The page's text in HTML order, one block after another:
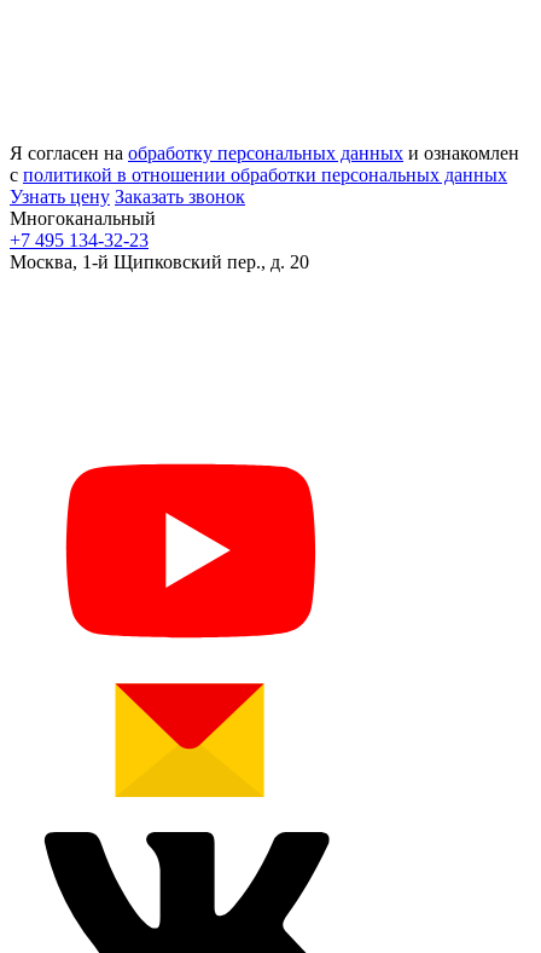
Я согласен на обработку персональных данных и ознакомлен
с политикой в отношении обработки персональных данных
Узнать цену Заказать звонок
Многоканальный
+7 495 134-32-23
Москва, 1-й Щипковский пер., д. 20